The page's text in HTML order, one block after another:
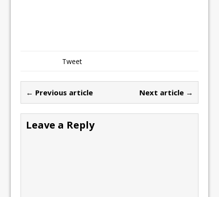
Tweet
← Previous article Next article →
Leave a Reply